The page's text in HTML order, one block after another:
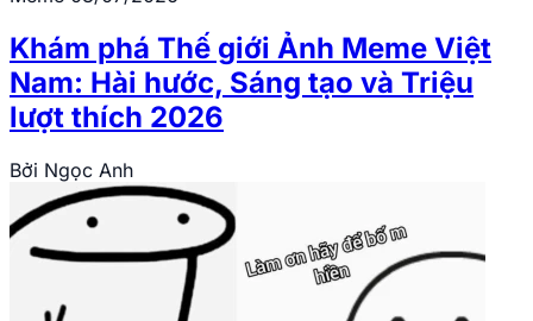
Khám phá Thế giới Ảnh Meme Việt
Nam: Hài hước, Sáng tạo và Triệu
lượt thích 2026
Bởi Ngọc Anh